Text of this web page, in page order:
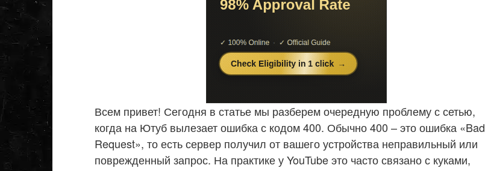
Всем привет! Сегодня в статье мы разберем очередную проблему с сетью,
когда на Ютуб вылезает ошибка с кодом 400. Обычно 400 – это ошибка «Bad
Request», то есть сервер получил от вашего устройства неправильный или
поврежденный запрос. На практике у YouTube это часто связано с куками,